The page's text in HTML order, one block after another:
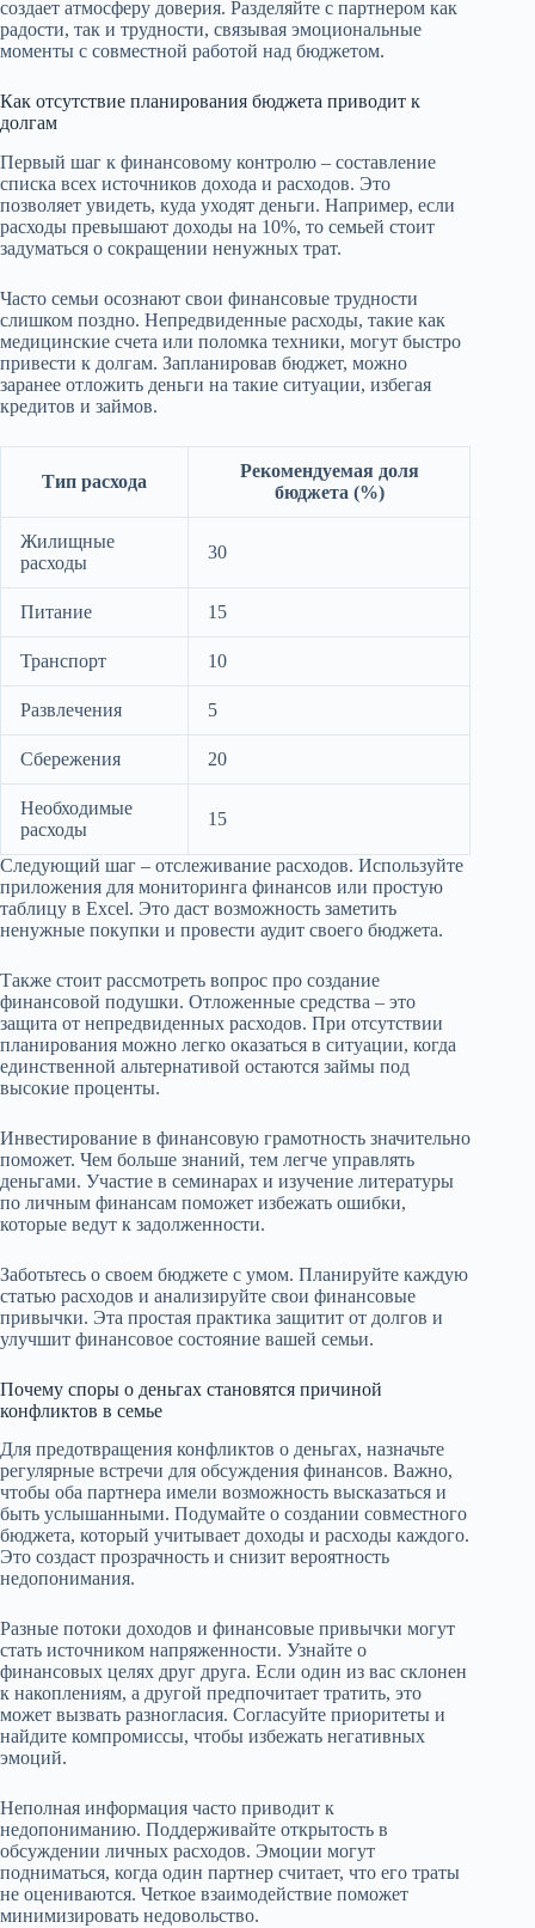
создает атмосферу доверия. Разделяйте с партнером как
радости, так и трудности, связывая эмоциональные
моменты с совместной работой над бюджетом.
Как отсутствие планирования бюджета приводит к
долгам
Первый шаг к финансовому контролю – составление
списка всех источников дохода и расходов. Это
позволяет увидеть, куда уходят деньги. Например, если
расходы превышают доходы на 10%, то семьей стоит
задуматься о сокращении ненужных трат.
Часто семьи осознают свои финансовые трудности
слишком поздно. Непредвиденные расходы, такие как
медицинские счета или поломка техники, могут быстро
привести к долгам. Запланировав бюджет, можно
заранее отложить деньги на такие ситуации, избегая
кредитов и займов.
Тип расхода
Рекомендуемая доля
бюджета (%)
Жилищные
расходы
30
Питание 15
Транспорт 10
Развлечения 5
Сбережения 20
Необходимые
расходы
15
Следующий шаг – отслеживание расходов. Используйте
приложения для мониторинга финансов или простую
таблицу в Excel. Это даст возможность заметить
ненужные покупки и провести аудит своего бюджета.
Также стоит рассмотреть вопрос про создание
финансовой подушки. Отложенные средства – это
защита от непредвиденных расходов. При отсутствии
планирования можно легко оказаться в ситуации, когда
единственной альтернативой остаются займы под
высокие проценты.
Инвестирование в финансовую грамотность значительно
поможет. Чем больше знаний, тем легче управлять
деньгами. Участие в семинарах и изучение литературы
по личным финансам поможет избежать ошибки,
которые ведут к задолженности.
Заботьтесь о своем бюджете с умом. Планируйте каждую
статью расходов и анализируйте свои финансовые
привычки. Эта простая практика защитит от долгов и
улучшит финансовое состояние вашей семьи.
Почему споры о деньгах становятся причиной
конфликтов в семье
Для предотвращения конфликтов о деньгах, назначьте
регулярные встречи для обсуждения финансов. Важно,
чтобы оба партнера имели возможность высказаться и
быть услышанными. Подумайте о создании совместного
бюджета, который учитывает доходы и расходы каждого.
Это создаст прозрачность и снизит вероятность
недопонимания.
Разные потоки доходов и финансовые привычки могут
стать источником напряженности. Узнайте о
финансовых целях друг друга. Если один из вас склонен
к накоплениям, а другой предпочитает тратить, это
может вызвать разногласия. Согласуйте приоритеты и
найдите компромиссы, чтобы избежать негативных
эмоций.
Неполная информация часто приводит к
недопониманию. Поддерживайте открытость в
обсуждении личных расходов. Эмоции могут
подниматься, когда один партнер считает, что его траты
не оцениваются. Четкое взаимодействие поможет
минимизировать недовольство.